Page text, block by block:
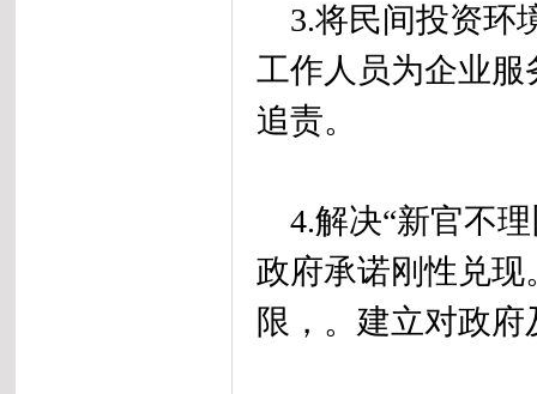
3.将民间投资环
工作人员为企业
追责。
4.解决“新官不理
政府承诺刚性兑
限，。建立对政